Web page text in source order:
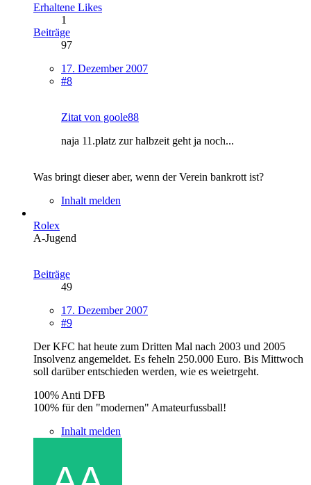
Erhaltene Likes
1
Beiträge
97
17. Dezember 2007
#8
Zitat von goole88
naja 11.platz zur halbzeit geht ja noch...
Was bringt dieser aber, wenn der Verein bankrott ist?
Inhalt melden
Rolex
A-Jugend
Beiträge
49
17. Dezember 2007
#9
Der KFC hat heute zum Dritten Mal nach 2003 und 2005
Insolvenz angemeldet. Es feheln 250.000 Euro. Bis Mittwoch
soll darüber entschieden werden, wie es weietrgeht.
100% Anti DFB
100% für den "modernen" Amateurfussball!
Inhalt melden